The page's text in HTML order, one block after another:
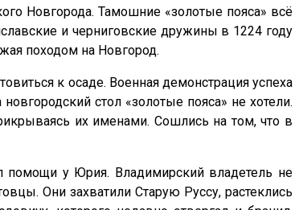
Новгорода. Тамошние «золотые пояса» всё
и черниговские дружины в 1224 году
походом на Новгород.
к осаде. Военная демонстрация успеха
стол «золотые пояса» не хотели.
их именами. Сошлись на том, что в
помощи у Юрия. Владимирский владетель не
Они захватили Старую Руссу, растеклись